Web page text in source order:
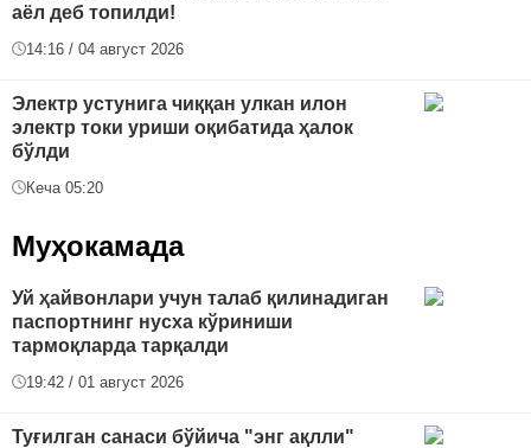
аёл деб топилди!
14:16 / 04 август 2026
Электр устунига чиққан улкан илон
электр токи уриши оқибатида ҳалок
бўлди
Кеча 05:20
Муҳокамада
Уй ҳайвонлари учун талаб қилинадиган
паспортнинг нусха кўриниши
тармоқларда тарқалди
19:42 / 01 август 2026
Туғилган санаси бўйича "энг ақлли"